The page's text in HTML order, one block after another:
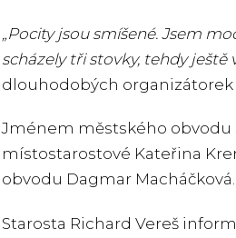
„Pocity jsou smíšené. Jsem
scházely tři stovky, tehdy
dlouhodobých organizátorek
Jménem městského obvodu
místostarostové Kateřina
obvodu Dagmar Macháčková.
Starosta Richard Vereš